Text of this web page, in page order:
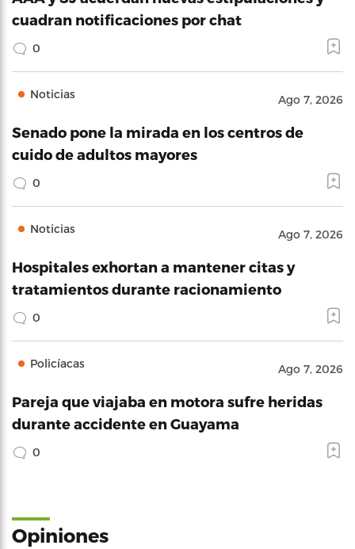
cuadran notificaciones por chat
0
Noticias Ago 7, 2026
Senado pone la mirada en los centros de
cuido de adultos mayores
0
Noticias Ago 7, 2026
Hospitales exhortan a mantener citas y
tratamientos durante racionamiento
0
Policíacas Ago 7, 2026
Pareja que viajaba en motora sufre heridas
durante accidente en Guayama
0
Opiniones